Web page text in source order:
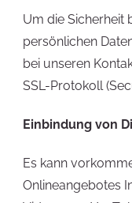
Um die Sicherheit
persönlichen
bei unseren
SSL-Protokoll
Einbindung von
Es kann
Onlineangebotes